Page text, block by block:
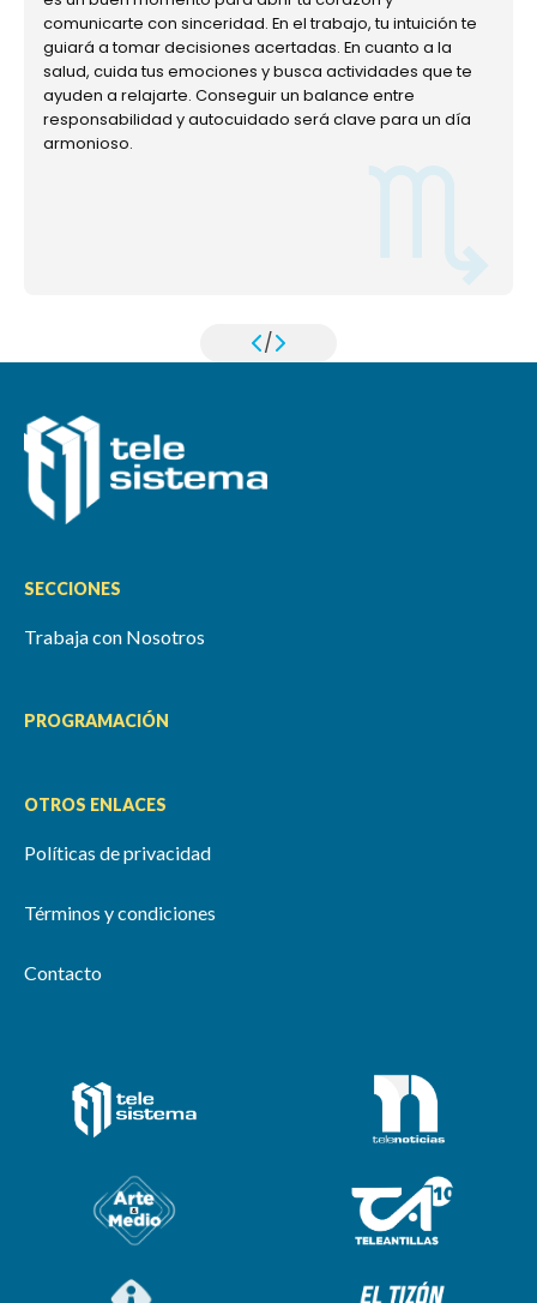
comunicarte con sinceridad. En el trabajo, tu intuición te
guiará a tomar decisiones acertadas. En cuanto a la
salud, cuida tus emociones y busca actividades que te
ayuden a relajarte. Conseguir un balance entre
responsabilidad y autocuidado será clave para un día
armonioso.
/
SECCIONES
Trabaja con Nosotros
PROGRAMACIÓN
OTROS ENLACES
Políticas de privacidad
Términos y condiciones
Contacto